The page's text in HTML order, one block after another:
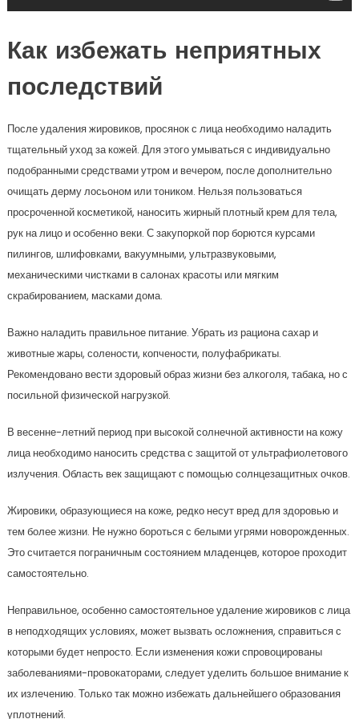
Как избежать неприятных
последствий
После удаления жировиков, просянок с лица необходимо наладить
тщательный уход за кожей. Для этого умываться с индивидуально
подобранными средствами утром и вечером, после дополнительно
очищать дерму лосьоном или тоником. Нельзя пользоваться
просроченной косметикой, наносить жирный плотный крем для тела,
рук на лицо и особенно веки. С закупоркой пор борются курсами
пилингов, шлифовками, вакуумными, ультразвуковыми,
механическими чистками в салонах красоты или мягким
скрабированием, масками дома.
Важно наладить правильное питание. Убрать из рациона сахар и
животные жары, солености, копчености, полуфабрикаты.
Рекомендовано вести здоровый образ жизни без алкоголя, табака, но с
посильной физической нагрузкой.
В весенне-летний период при высокой солнечной активности на кожу
лица необходимо наносить средства с защитой от ультрафиолетового
излучения. Область век защищают с помощью солнцезащитных очков.
Жировики, образующиеся на коже, редко несут вред для здоровью и
тем более жизни. Не нужно бороться с белыми угрями новорожденных.
Это считается пограничным состоянием младенцев, которое проходит
самостоятельно.
Неправильное, особенно самостоятельное удаление жировиков с лица
в неподходящих условиях, может вызвать осложнения, справиться с
которыми будет непросто. Если изменения кожи спровоцированы
заболеваниями-провокаторами, следует уделить большое внимание к
их излечению. Только так можно избежать дальнейшего образования
уплотнений.